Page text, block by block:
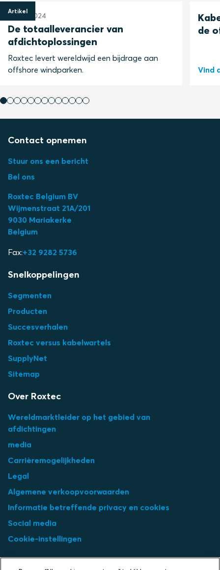
Artikel
14 juni 2024
De totaalleverancier van
afdichtoplossingen
Roxtec levert wereldwijd een bijdrage aan
offshore windparken.
de
Vind
Contact opnemen
Stuur ons een bericht
Bel ons
Roxtec Belgium BV
Wijmenstraat 21A/201
9030 Mariakerke
Belgium
Fax:+32 9282 5736
Snelkoppelingen
Segmenten
Producten
Succesverhalen
Roxtec versus kabelwartels
SupplyNet
Sitemap
Over Roxtec
Wereldmarktleider op het gebied van
afdichtingen
media
Carrièremogelijkheden
Legal
Algemene verkoopvoorwaarden
Informatie betreffende privacy en cookies
Social media
Cookie-instellingen
Select market